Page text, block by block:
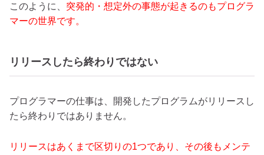
このように、 突発的・想定外の事態が起きるのもプログラ
マーの世界です。
リリースしたら終わりではない
プログラマーの仕事は、開発したプログラムがリリースし
たら終わりではありません。
リリースはあくまで区切りの1つであり、その後もメンテ